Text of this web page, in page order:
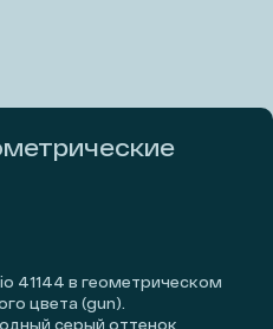
41144 в геометрическом
цвета (gun).
серый оттенок